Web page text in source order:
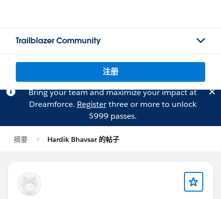
Trailblazer Community
注册
Bring your team and maximize your impact at
Dreamforce. Registerthree or more to unlock
$999 passes.
摘要 Hardik Bhavsar 的帖子